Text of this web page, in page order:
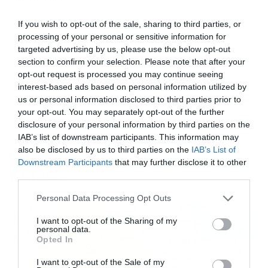
If you wish to opt-out of the sale, sharing to third parties, or
processing of your personal or sensitive information for
targeted advertising by us, please use the below opt-out
section to confirm your selection. Please note that after your
opt-out request is processed you may continue seeing
interest-based ads based on personal information utilized by
us or personal information disclosed to third parties prior to
your opt-out. You may separately opt-out of the further
disclosure of your personal information by third parties on the
IAB’s list of downstream participants. This information may
also be disclosed by us to third parties on the IAB’s List of
Downstream Participants that may further disclose it to other
Please note that this website/app uses one or more Google
not limited to your visit or usage behaviour. You may click to
grant or deny consent to Google and its third-party tags to
use your data for below specified purposes in below Google
consent section.
Personal Data Processing Opt Outs
I want to opt-out of the Sharing of my
personal data.
Opted In
I want to opt-out of the Sale of my
ΚΑΙΡΟΣ